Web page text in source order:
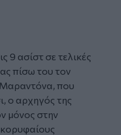
9 ασίστ σε τελικές
πίσω του τον
που
ο αρχηγός της
μόνος στην